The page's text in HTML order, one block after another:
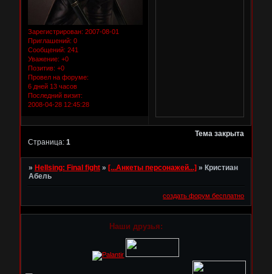
Зарегистрирован: 2007-08-01
Приглашений: 0
Сообщений: 241
Уважение: +0
Позитив: +0
Провел на форуме:
6 дней 13 часов
Последний визит:
2008-04-28 12:45:28
Тема закрыта
Страница: 1
» Hellsing: Final fight » [...Анкеты персонажей...] » Кристиан
Абель
создать форум бесплатно
Наши друзья: